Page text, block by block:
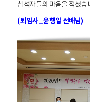
참석자들의 마음을 적셨습
(퇴임사_윤행일 선배님)